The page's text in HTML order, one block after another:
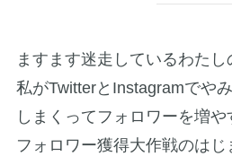
ますます迷走しているわたし
私がTwitterとInstagramでや
しまくってフォロワーを増や
フォロワー獲得大作戦のは